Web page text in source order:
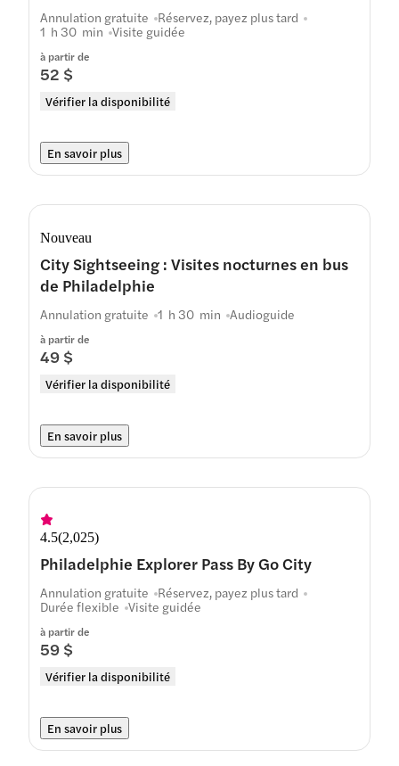
à partir de
52 $
Vérifier la disponibilité
Annulation gratuite Réservez, payez plus tard
1 h 30 min Visite guidée
En savoir plus
Nouveau
City Sightseeing : Visites nocturnes en bus
de Philadelphie
à partir de
49 $
Vérifier la disponibilité
Annulation gratuite 1 h 30 min Audioguide
En savoir plus
4.5(2,025)
Philadelphie Explorer Pass By Go City
à partir de
59 $
Vérifier la disponibilité
Annulation gratuite Réservez, payez plus tard
Durée flexible Visite guidée
En savoir plus